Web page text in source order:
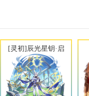
[灵初]辰光星钥·启